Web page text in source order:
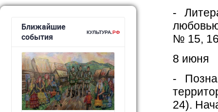
-
№ 15,
8 июня
-
24).